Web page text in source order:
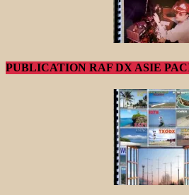
PUBLICATION RAF DX ASIE